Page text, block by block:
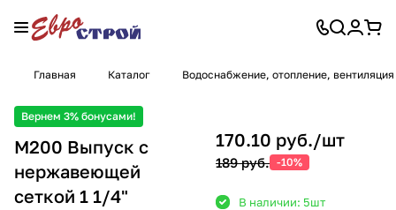
Главная Каталог Водоснабжение, отопление, вентиляция
Вернем 3% бонусами!
M200 Выпуск с
нержавеющей
сеткой 1 1/4"
170.10 руб./шт
189 руб. -10%
В наличии: 5шт